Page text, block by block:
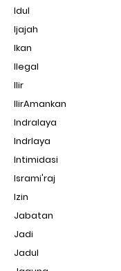
Idul
Ijajah
Ikan
Ilegal
Ilir
IlirAmankan
Indralaya
Indrlaya
Intimidasi
Isrami'raj
Izin
Jabatan
Jadi
Jadul